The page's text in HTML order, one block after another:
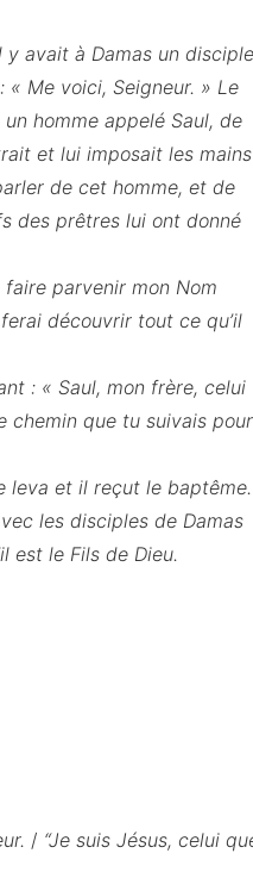
avait à Damas un disciple
« Me voici, Seigneur. » Le
homme appelé Saul, de
et lui imposait les mains
de cet homme, et de
des prêtres lui ont donné
faire parvenir mon Nom
découvrir tout ce qu’il
: « Saul, mon frère, celui
chemin que tu suivais pour
leva et il reçut le baptême.
les disciples de Damas
est le Fils de Dieu.
/ “Je suis Jésus, celui